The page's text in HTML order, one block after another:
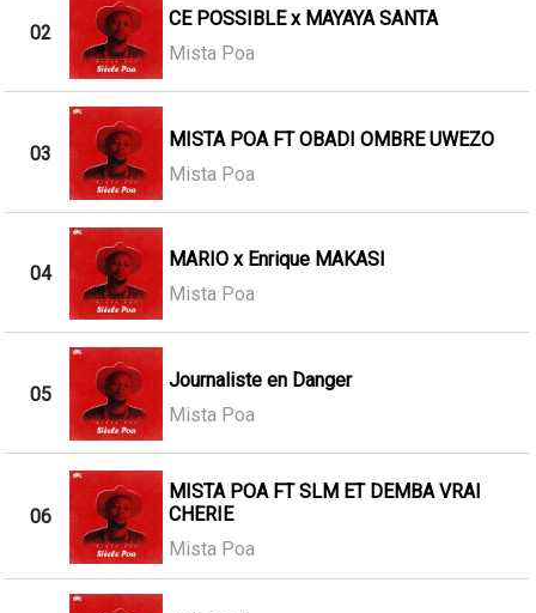
02
CE POSSIBLE x MAYAYA SANTA
Mista Poa
03
MISTA POA FT OBADI OMBRE UWEZO
Mista Poa
04
MARIO x Enrique MAKASI
Mista Poa
05
Journaliste en Danger
Mista Poa
06
MISTA POA FT SLM ET DEMBA VRAI
CHERIE
Mista Poa